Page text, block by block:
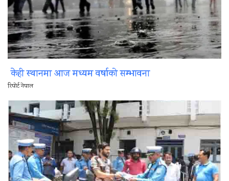
केही स्थानमा आज मध्यम वर्षाको सम्भावना
रिपोर्ट नेपाल